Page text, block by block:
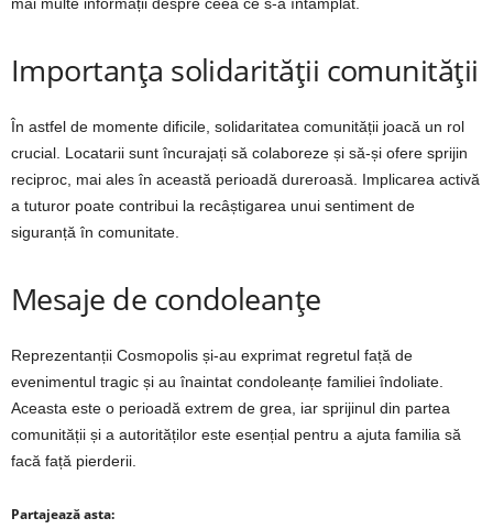
mai multe informații despre ceea ce s-a întâmplat.
Importanța solidarității comunității
În astfel de momente dificile, solidaritatea comunității joacă un rol
crucial. Locatarii sunt încurajați să colaboreze și să-și ofere sprijin
reciproc, mai ales în această perioadă dureroasă. Implicarea activă
a tuturor poate contribui la recâștigarea unui sentiment de
siguranță în comunitate.
Mesaje de condoleanțe
Reprezentanții Cosmopolis și-au exprimat regretul față de
evenimentul tragic și au înaintat condoleanțe familiei îndoliate.
Aceasta este o perioadă extrem de grea, iar sprijinul din partea
comunității și a autorităților este esențial pentru a ajuta familia să
facă față pierderii.
Partajează asta: